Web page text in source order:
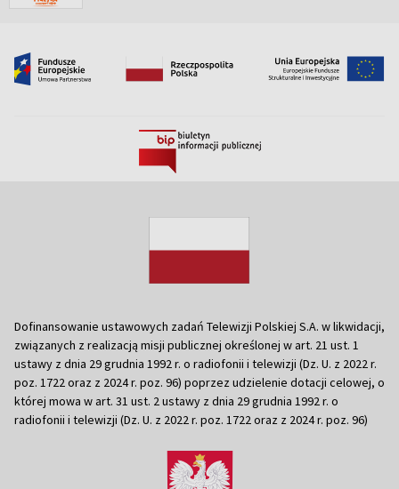
Dofinansowanie ustawowych zadań Telewizji Polskiej S.A. w likwidacji,
związanych z realizacją misji publicznej określonej w art. 21 ust. 1
ustawy z dnia 29 grudnia 1992 r. o radiofonii i telewizji (Dz. U. z 2022 r.
poz. 1722 oraz z 2024 r. poz. 96) poprzez udzielenie dotacji celowej, o
której mowa w art. 31 ust. 2 ustawy z dnia 29 grudnia 1992 r. o
radiofonii i telewizji (Dz. U. z 2022 r. poz. 1722 oraz z 2024 r. poz. 96)